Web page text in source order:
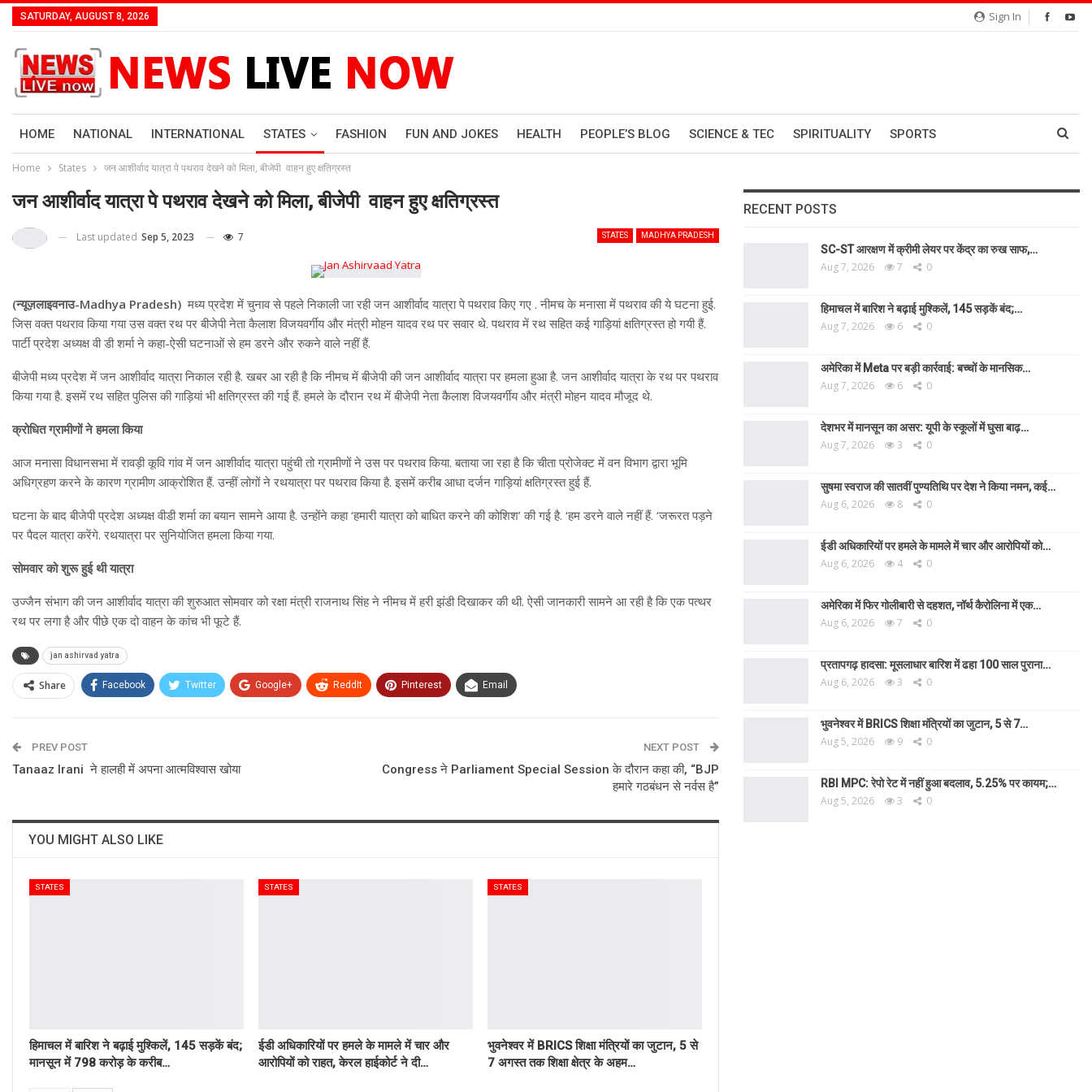
Sign In
SATURDAY, AUGUST 8, 2026
HOME NATIONAL INTERNATIONAL STATES FASHION FUN AND JOKES HEALTH PEOPLE’S BLOG SCIENCE & TEC SPIRITUALITY SPORTS
Home States जन आशीर्वाद यात्रा पे पथराव देखने को मिला, बीजेपी वाहन हुए क्षतिग्रस्त
जन आशीर्वाद यात्रा पे पथराव देखने को मिला, बीजेपी वाहन हुए क्षतिग्रस्त
STATES MADHYA PRADESH
Last updated Sep 5, 2023 7
(न्यूज़लाइवनाउ-Madhya Pradesh)मध्य प्रदेश में चुनाव से पहले निकाली जा रही जन आशीर्वाद यात्रा पे पथराव किए गए . नीमच के मनासा में पथराव की ये घटना हुई.
जिस वक्त पथराव किया गया उस वक्त रथ पर बीजेपी नेता कैलाश विजयवर्गीय और मंत्री मोहन यादव रथ पर सवार थे. पथराव में रथ सहित कई गाड़ियां क्षतिग्रस्त हो गयी हैं.
पार्टी प्रदेश अध्यक्ष वी डी शर्मा ने कहा-ऐसी घटनाओं से हम डरने और रुकने वाले नहीं हैं.
बीजेपी मध्य प्रदेश में जन आशीर्वाद यात्रा निकाल रही है. खबर आ रही है कि नीमच में बीजेपी की जन आशीर्वाद यात्रा पर हमला हुआ है. जन आशीर्वाद यात्रा के रथ पर पथराव
किया गया है. इसमें रथ सहित पुलिस की गाड़ियां भी क्षतिग्रस्त की गई हैं. हमले के दौरान रथ में बीजेपी नेता कैलाश विजयवर्गीय और मंत्री मोहन यादव मौजूद थे.
क्रोधित ग्रामीणों ने हमला किया
आज मनासा विधानसभा में रावड़ी कूवि गांव में जन आशीर्वाद यात्रा पहुंची तो ग्रामीणों ने उस पर पथराव किया. बताया जा रहा है कि चीता प्रोजेक्ट में वन विभाग द्वारा भूमि
अधिग्रहण करने के कारण ग्रामीण आक्रोशित हैं. उन्हीं लोगों ने रथयात्रा पर पथराव किया है. इसमें करीब आधा दर्जन गाड़ियां क्षतिग्रस्त हुई हैं.
घटना के बाद बीजेपी प्रदेश अध्यक्ष वीडी शर्मा का बयान सामने आया है. उन्होंने कहा ‘हमारी यात्रा को बाधित करने की कोशिश’ की गई है. ‘हम डरने वाले नहीं हैं. ‘जरूरत पड़ने
पर पैदल यात्रा करेंगे. रथयात्रा पर सुनियोजित हमला किया गया.
सोमवार को शुरू हुई थी यात्रा
उज्जैन संभाग की जन आशीर्वाद यात्रा की शुरुआत सोमवार को रक्षा मंत्री राजनाथ सिंह ने नीमच में हरी झंडी दिखाकर की थी. ऐसी जानकारी सामने आ रही है कि एक पत्थर
रथ पर लगा है और पीछे एक दो वाहन के कांच भी फूटे हैं.
jan ashirvad yatra
Share Facebook Twitter Google+ ReddIt Pinterest Email
PREV POST
Tanaaz Irani ने हालही में अपना आत्मविश्वास खोया
NEXT POST
Congress ने Parliament Special Session के दौरान कहा की, “BJP
हमारे गठबंधन से नर्वस है”
YOU MIGHT ALSO LIKE
STATES
हिमाचल में बारिश ने बढ़ाई मुश्किलें, 145 सड़कें बंद;
मानसून में 798 करोड़ के करीब…
STATES
ईडी अधिकारियों पर हमले के मामले में चार और
आरोपियों को राहत, केरल हाईकोर्ट ने दी…
STATES
भुवनेश्वर में BRICS शिक्षा मंत्रियों का जुटान, 5 से
7 अगस्त तक शिक्षा क्षेत्र के अहम…
RECENT POSTS
SC-ST आरक्षण में क्रीमी लेयर पर केंद्र का रुख साफ,…
Aug 7, 2026 7 0
हिमाचल में बारिश ने बढ़ाई मुश्किलें, 145 सड़कें बंद;…
Aug 7, 2026 6 0
अमेरिका में Meta पर बड़ी कार्रवाई: बच्चों के मानसिक…
Aug 7, 2026 6 0
देशभर में मानसून का असर: यूपी के स्कूलों में घुसा बाढ़…
Aug 7, 2026 3 0
सुषमा स्वराज की सातवीं पुण्यतिथि पर देश ने किया नमन, कई…
Aug 6, 2026 8 0
ईडी अधिकारियों पर हमले के मामले में चार और आरोपियों को…
Aug 6, 2026 4 0
अमेरिका में फिर गोलीबारी से दहशत, नॉर्थ कैरोलिना में एक…
Aug 6, 2026 7 0
प्रतापगढ़ हादसा: मूसलाधार बारिश में ढहा 100 साल पुराना…
Aug 6, 2026 3 0
भुवनेश्वर में BRICS शिक्षा मंत्रियों का जुटान, 5 से 7…
Aug 5, 2026 9 0
RBI MPC: रेपो रेट में नहीं हुआ बदलाव, 5.25% पर कायम;…
Aug 5, 2026 3 0